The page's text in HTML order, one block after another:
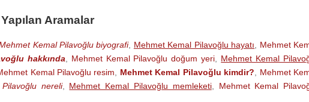
gayemiz yoktur. Hakkımızda ne kadar ceza verilirse,
Pilavoğlu’nun deli olup olmadığının anlaşılması için üç hafta
sağlığının yerinde olduğu tespit edilip, tekrar cezaevine gönderildi.
Aramalar
Kemal Pilavoğlu biyografi, Mehmet Kemal Pilavoğlu hayatı
Mehmet
hakkında Mehmet Kemal Pilavoğlu doğum yeri
Mehmet Kemal
Kemal Pilavoğlu resim Mehmet Kemal Pilavoğlu kimdir?
Mehmet
nereli, Mehmet Kemal Pilavoğlu memleketi, Mehmet Kemal